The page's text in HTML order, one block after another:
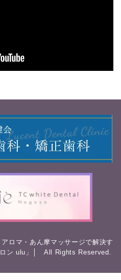
ロマ・あん摩マッサージで解決す
ン ulu」│ All Rights Reserved.